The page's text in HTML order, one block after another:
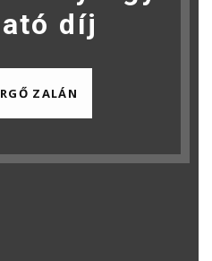
díj
ZALÁN